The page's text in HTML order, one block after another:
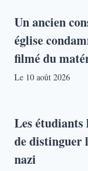
Un ancien
église
filmé du
Le 10 août 2026
Les étudiants
de distinguer
nazi